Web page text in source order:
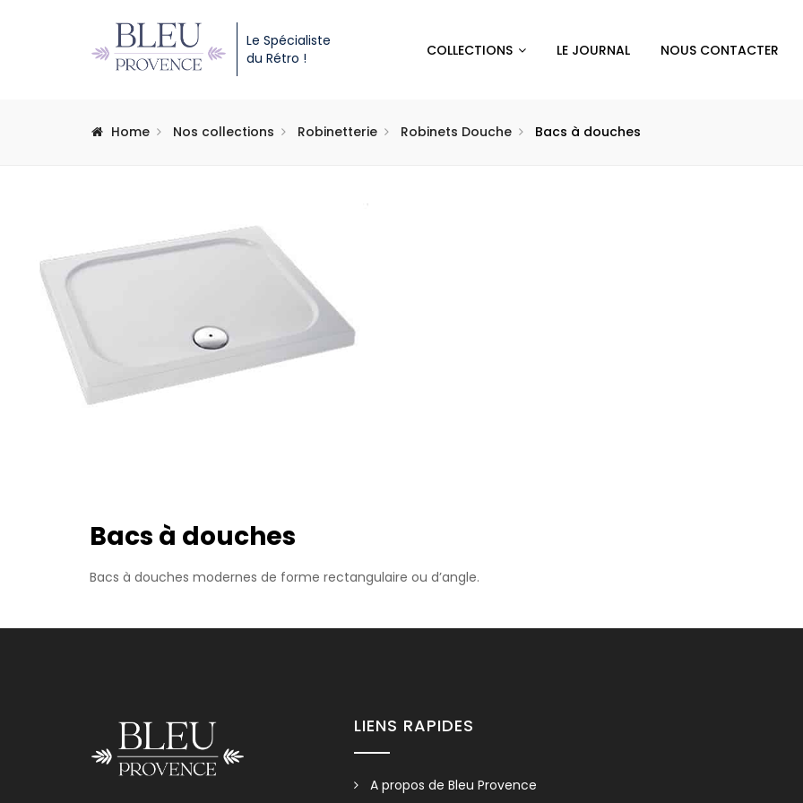
Le Spécialiste
du Rétro !
COLLECTIONS LE JOURNAL NOUS CONTACTER
Home Nos collections Robinetterie Robinets Douche Bacs à douches
Bacs à douches
Bacs à douches modernes de forme rectangulaire ou d’angle.
LIENS RAPIDES
A propos de Bleu Provence